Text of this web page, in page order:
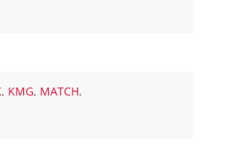
, KMG, MATCH,